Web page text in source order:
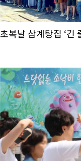
초복날 삼계탕집 ‘긴